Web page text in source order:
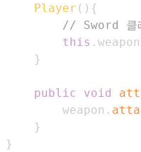
Player ( ) {
// Sword 클
this . weapon
}
public void
        weapon
.
}
}